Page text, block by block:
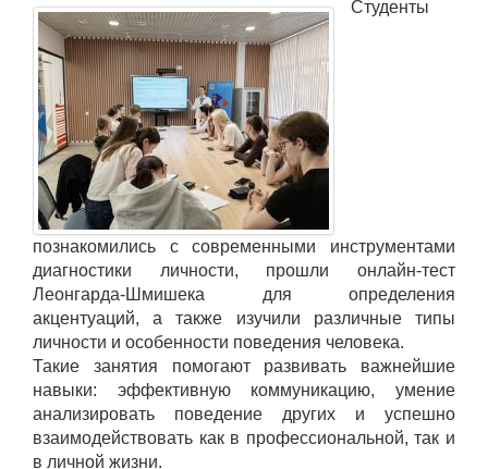
Студенты
познакомились с современными инструментами
диагностики личности, прошли онлайн-тест
Леонгарда-Шмишека для определения
акцентуаций, а также изучили различные типы
личности и особенности поведения человека.
Такие занятия помогают развивать важнейшие
навыки: эффективную коммуникацию, умение
анализировать поведение других и успешно
взаимодействовать как в профессиональной, так и
в личной жизни.